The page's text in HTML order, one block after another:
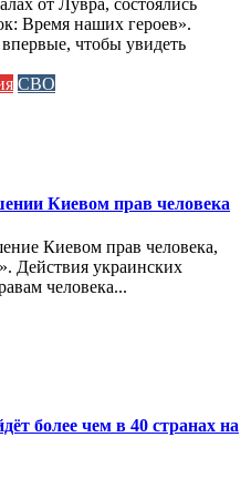
от Лувра, состоялись
Время наших героев».
чтобы увидеть
СВО
Киевом прав человека
Киевом прав человека,
Действия украинских
человека...
более чем в 40 странах на